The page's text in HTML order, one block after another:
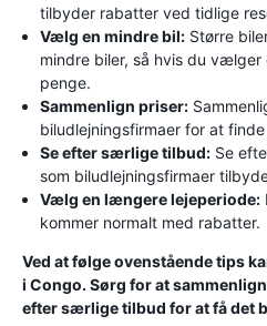
tilbyder rabatter ved tidlige
Vælg en mindre bil: Større
mindre biler, så hvis du
penge.
Sammenlign priser:
biludlejningsfirmaer for at
Se efter særlige tilbud: Se
som biludlejningsfirmaer
Vælg en længere lejeperiode:
kommer normalt med rabatter.
Ved at følge ovenstående tips
i Congo. Sørg for at
efter særlige tilbud for at få det